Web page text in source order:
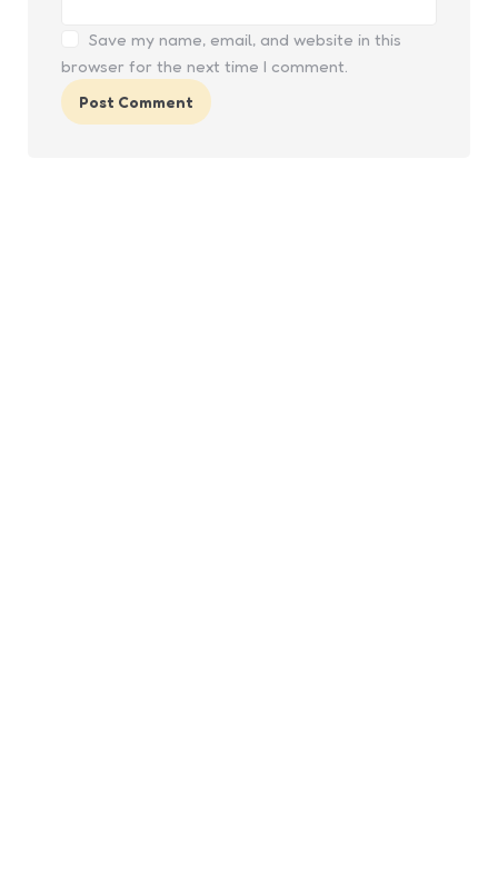
Save my name, email, and website in this
browser for the next time I comment.